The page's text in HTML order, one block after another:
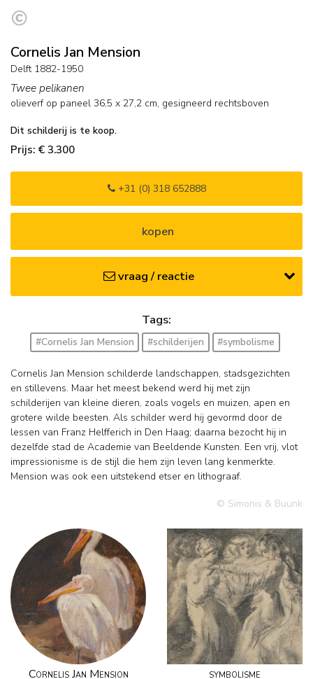
Cornelis Jan Mension
Delft 1882-1950
Twee pelikanen
olieverf op paneel 36,5 x 27,2 cm, gesigneerd rechtsboven
Dit schilderij is te koop.
Prijs: € 3.300
+31 (0) 318 652888
kopen
vraag / reactie
Tags:
#Cornelis Jan Mension #schilderijen #symbolisme
Cornelis Jan Mension schilderde landschappen, stadsgezichten
en stillevens. Maar het meest bekend werd hij met zijn
schilderijen van kleine dieren, zoals vogels en muizen, apen en
grotere wilde beesten. Als schilder werd hij gevormd door de
lessen van Franz Helfferich in Den Haag; daarna bezocht hij in
dezelfde stad de Academie van Beeldende Kunsten. Een vrij, vlot
impressionisme is de stijl die hem zijn leven lang kenmerkte.
Mension was ook een uitstekend etser en lithograaf.
© Simonis & Buunk
Cornelis Jan Mension symbolisme